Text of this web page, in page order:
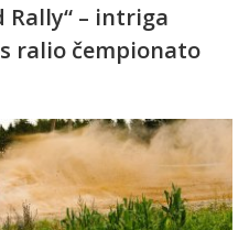
Rally“ – intriga
ralio čempionato